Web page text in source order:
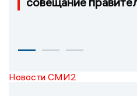
Новости СМИ2